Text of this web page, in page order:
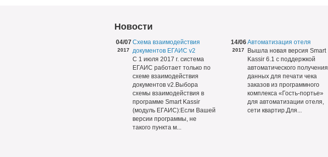
Новости
04/07
2017
Схема взаимодействия
документов ЕГАИС v2
С 1 июля 2017 г. система
ЕГАИС работает только по
схеме взаимодействия
документов v2.Выбора
схемы взаимодействия в
программе Smart Kassir
(модуль ЕГАИС):Если Вашей
версии программы, не
такого пункта м...
14/06
2017
Автоматизация отеля
Вышла новая версия Smart
Kassir 6.1 с поддержкой
автоматического получения
данных для печати чека
заказов из программного
комплекса «Гость-портье»
для автоматизации отеля,
сети квартир.Для...